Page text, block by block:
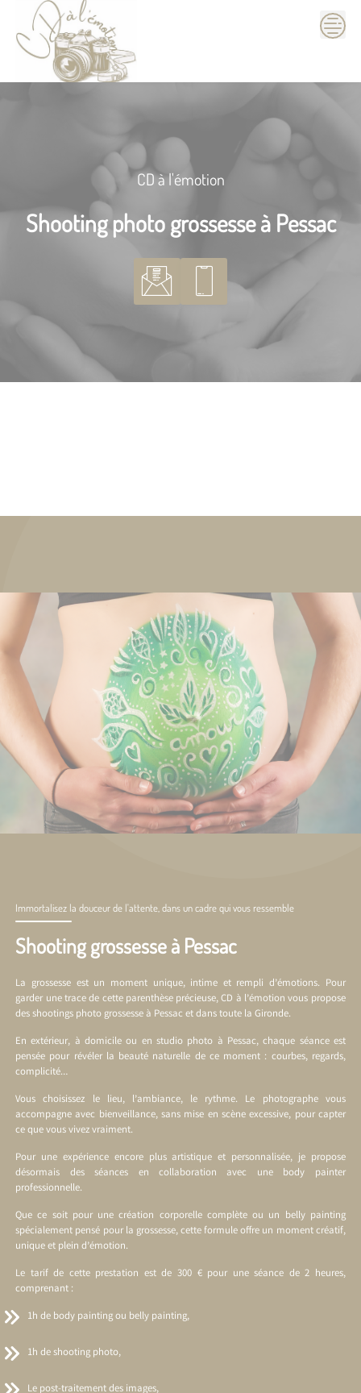
content
CD à l'émotion
Shooting photo grossesse à Pessac
Immortalisez la douceur de l'attente, dans un cadre qui vous ressemble
Shooting grossesse à Pessac
La grossesse est un moment unique, intime et rempli d’émotions. Pour
garder une trace de cette parenthèse précieuse, CD à l’émotion vous propose
des shootings photo grossesse à Pessac et dans toute la Gironde.
En extérieur, à domicile ou en studio photo à Pessac, chaque séance est
pensée pour révéler la beauté naturelle de ce moment : courbes, regards,
complicité…
Vous choisissez le lieu, l’ambiance, le rythme. Le photographe vous
accompagne avec bienveillance, sans mise en scène excessive, pour capter
ce que vous vivez vraiment.
Pour une expérience encore plus artistique et personnalisée, je propose
désormais des séances en collaboration avec une body painter
professionnelle.
Que ce soit pour une création corporelle complète ou un belly painting
spécialement pensé pour la grossesse, cette formule offre un moment créatif,
unique et plein d’émotion.
Le tarif de cette prestation est de 300 € pour une séance de 2 heures,
comprenant :
1h de body painting ou belly painting,
1h de shooting photo,
Le post-traitement des images,